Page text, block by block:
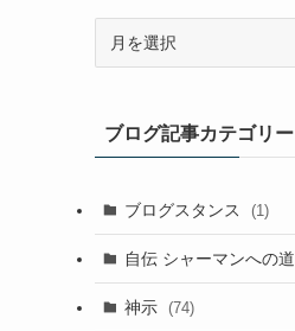
ア
ー
イ
ブ
ブログ記事カテゴリー
ブログスタンス (1)
自伝 シャーマンへの道
神示 (74)